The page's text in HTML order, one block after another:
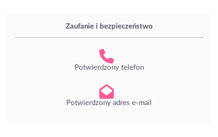
Zaufanie i bezpieczeństwo
Potwierdzony telefon
Potwierdzony adres e-mail